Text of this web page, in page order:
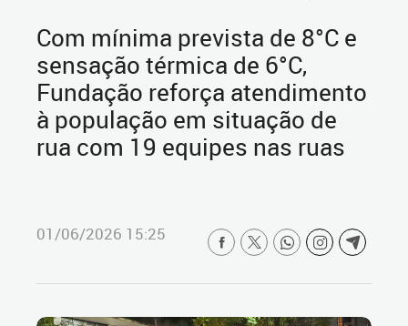
Com mínima prevista de 8°C e
sensação térmica de 6°C,
Fundação reforça atendimento
à população em situação de
rua com 19 equipes nas ruas
01/06/2026 15:25